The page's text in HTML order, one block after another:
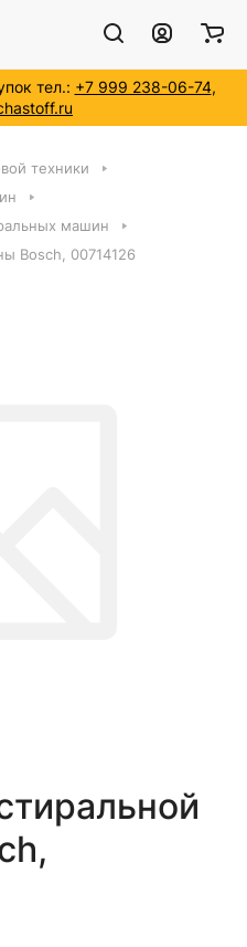
тел.: +7 999 238-06-74,
техники
машин
Bosch, 00714126